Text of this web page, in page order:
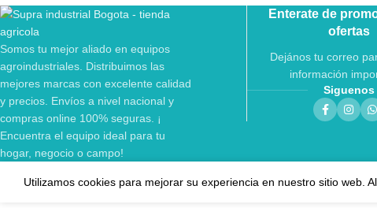
Somos tu mejor aliado en equipos
agroindustriales. Distribuimos las
mejores marcas con excelente calidad
y precios. Envíos a nivel nacional y
compras online 100% seguras. ¡
Encuentra el equipo ideal para tu
hogar, negocio o campo!
Enterate de
ofertas
Dejános tu correo
información
Siguenos
Utilizamos cookies para mejorar su experiencia en nuestro sitio web.